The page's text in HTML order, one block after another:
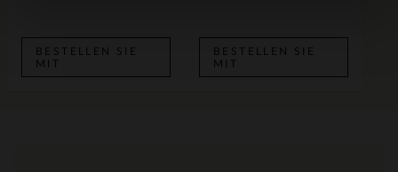
BESTELLEN SIE
MIT
BESTELLEN SIE
MIT